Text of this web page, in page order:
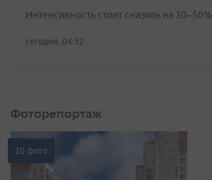
Интенсивность стоит снизить на 30–50%
сегодня, 04:32
Фоторепортаж
20 фото